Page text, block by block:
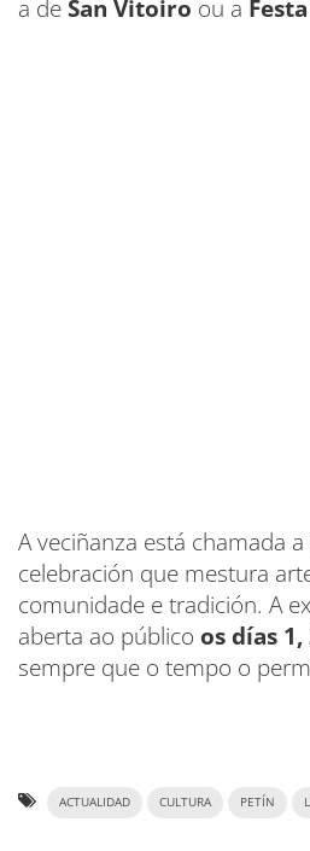
a deSan Vitoiro ou a
A veciñanza está chamada
celebración que mestura
comunidade e tradición. A
aberta ao público os días
sempre que o tempo o
ACTUALIDAD CULTURA PETÍN